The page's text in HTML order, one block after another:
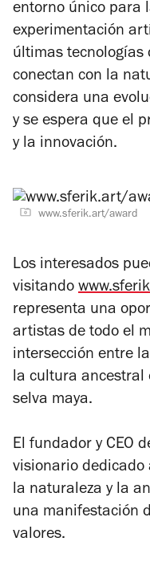
entorno único para
experimentación
últimas tecnologías
conectan con la
considera una
y se espera que el
y la innovación.
www.sferik.art/award
Los interesados
visitando
representa una
artistas de todo el
intersección entre
la cultura ancestral
selva maya.
El fundador y CEO
visionario dedicado
la naturaleza y la
una manifestación
valores.